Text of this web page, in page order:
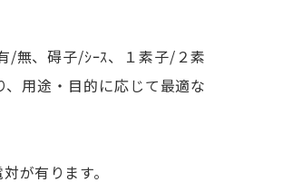
/無、碍子/ｼｰｽ、１素子/２素
用途・目的に応じて最適な
が有ります。